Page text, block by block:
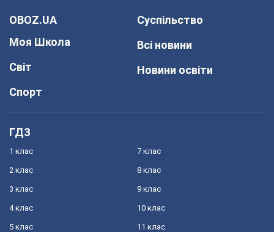
OBOZ.UA
Моя Школа
Світ
Спорт
Суспільство
Всі новини
Новини освіти
ГДЗ
1 клас
2 клас
3 клас
4 клас
5 клас
7 клас
8 клас
9 клас
10 клас
11 клас